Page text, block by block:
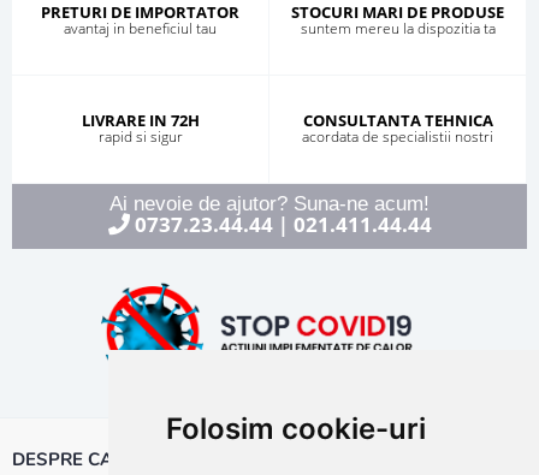
Folosim cookie-uri
PRETURI DE IMPORTATOR
avantaj in beneficiul tau
STOCURI MARI DE PRODUSE
suntem mereu la dispozitia ta
LIVRARE IN 72H
rapid si sigur
CONSULTANTA TEHNICA
acordata de specialistii nostri
Ai nevoie de ajutor? Suna-ne acum!
0737.23.44.44| 021.411.44.44
DESPRE CALOR